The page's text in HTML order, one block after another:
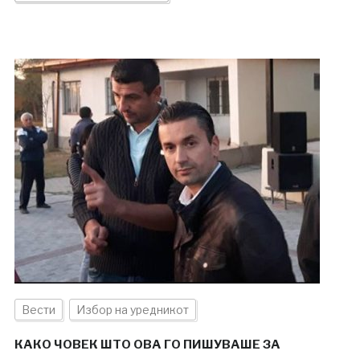
Вести Избор на уредникот
КАКО ЧОВЕК ШТО ОВА ГО ПИШУВАШЕ ЗА